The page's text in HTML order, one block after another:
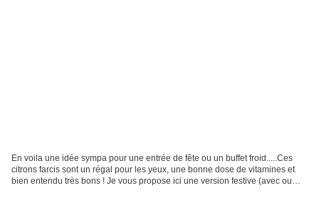
En voila une idée sympa pour une entrée de fête ou un buffet froid.....Ces
citrons farcis sont un régal pour les yeux, une bonne dose de vitamines et
bien entendu très bons ! Je vous propose ici une version festive (avec ou